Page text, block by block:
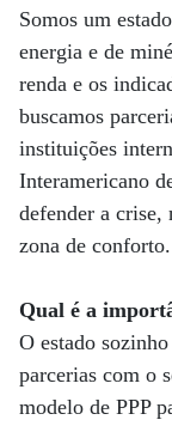
Somos um
energia e de
renda e os
buscamos
instituições
Interamericano
defender a crise,
zona de conforto.
Qual é a
O estado
parcerias com o
modelo de PPP